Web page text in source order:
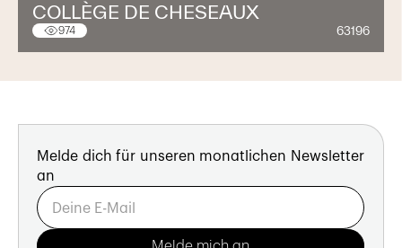
COLLÈGE DE CHESEAUX
974 63196
Melde dich für unseren monatlichen Newsletter
an